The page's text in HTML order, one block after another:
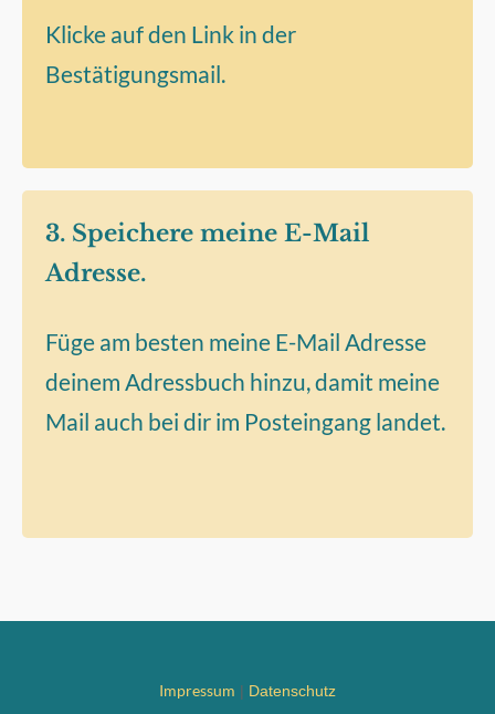
Klicke auf den Link in der
Bestätigungsmail.
3. Speichere meine E-Mail
Adresse.
Füge am besten meine E-Mail Adresse
deinem Adressbuch hinzu, damit meine
Mail auch bei dir im Posteingang landet.
Impressum | Datenschutz